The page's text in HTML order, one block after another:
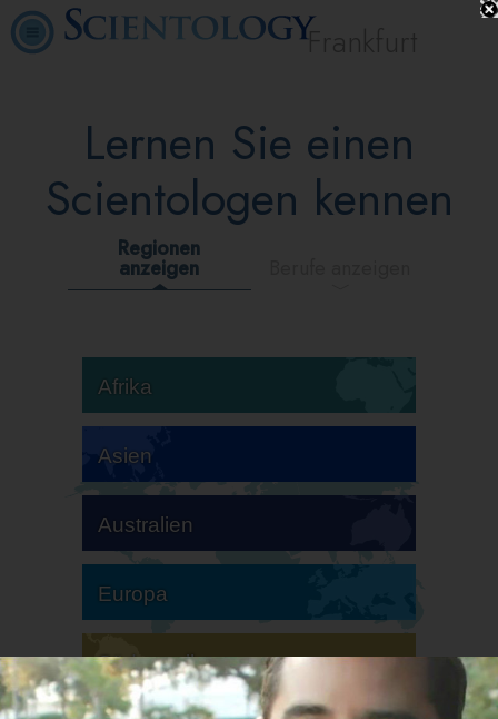
Frankfurt
Lernen Sie einen
Scientologen kennen
Regionen
anzeigen
Afrika
Asien
Australien
Europa
Südamerika